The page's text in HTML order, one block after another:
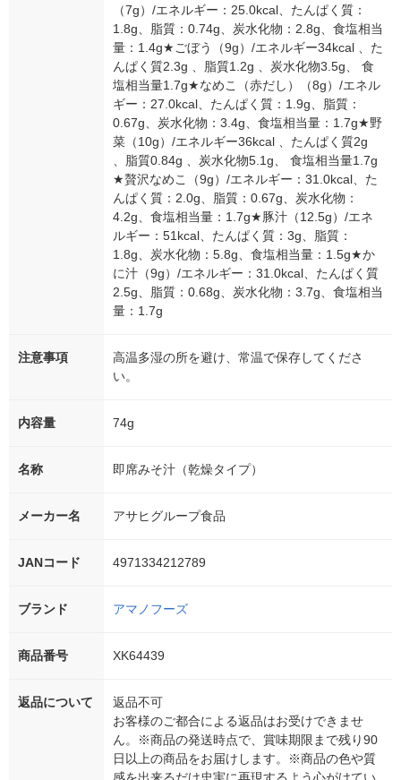
（7g）/エネルギー：25.0kcal、たんぱく質：
1.8g、脂質：0.74g、炭水化物：2.8g、食塩相当
量：1.4g★ごぼう（9g）/エネルギー34kcal 、た
んぱく質2.3g 、脂質1.2g 、炭水化物3.5g、 食
塩相当量1.7g★なめこ（赤だし）（8g）/エネル
ギー：27.0kcal、たんぱく質：1.9g、脂質：
0.67g、炭水化物：3.4g、食塩相当量：1.7g★野
菜（10g）/エネルギー36kcal 、たんぱく質2g
、脂質0.84g 、炭水化物5.1g、 食塩相当量1.7g
★贅沢なめこ（9g）/エネルギー：31.0kcal、た
んぱく質：2.0g、脂質：0.67g、炭水化物：
4.2g、食塩相当量：1.7g★豚汁（12.5g）/エネ
ルギー：51kcal、たんぱく質：3g、脂質：
1.8g、炭水化物：5.8g、食塩相当量：1.5g★か
に汁（9g）/エネルギー：31.0kcal、たんぱく質
2.5g、脂質：0.68g、炭水化物：3.7g、食塩相当
量：1.7g
注意事項
高温多湿の所を避け、常温で保存してくださ
い。
内容量 74g
名称 即席みそ汁（乾燥タイプ）
メーカー名 アサヒグループ食品
JANコード 4971334212789
ブランド アマノフーズ
商品番号 XK64439
返品について
返品不可
お客様のご都合による返品はお受けできませ
ん。※商品の発送時点で、賞味期限まで残り90
日以上の商品をお届けします。※商品の色や質